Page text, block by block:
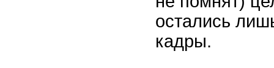
остались
кадры.